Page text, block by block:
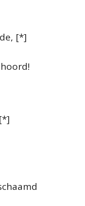
[*]